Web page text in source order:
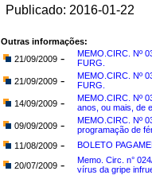
Publicado: 2016-01-22
Outras informações:
21/09/2009-
MEMO.CIRC. Nº
FURG.
21/09/2009-
MEMO.CIRC. Nº
FURG.
14/09/2009-
MEMO.CIRC. Nº
anos, ou mais, de
09/09/2009-
MEMO.CIRC. Nº
programação de
11/08/2009- BOLETO
20/07/2009-
Memo. Circ. n°
vírus da gripe